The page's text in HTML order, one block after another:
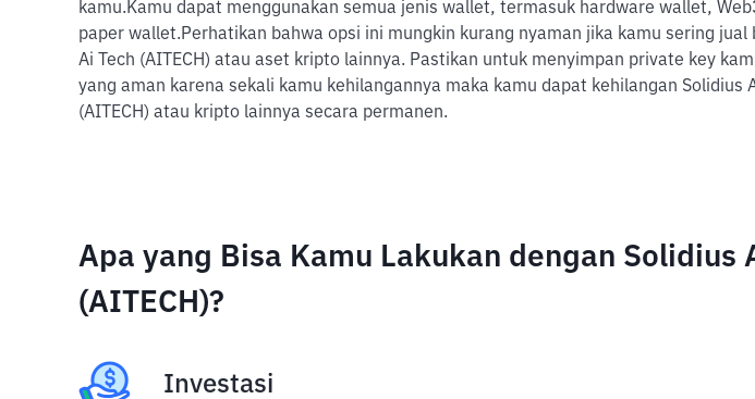
kamu.Kamu dapat menggunakan semua jenis wallet, termasuk hardware wallet,
paper wallet.Perhatikan bahwa opsi ini mungkin kurang nyaman jika kamu sering jual
Ai Tech (AITECH) atau aset kripto lainnya. Pastikan untuk menyimpan private key
yang aman karena sekali kamu kehilangannya maka kamu dapat kehilangan Solidius
(AITECH) atau kripto lainnya secara permanen.
Apa yang Bisa Kamu Lakukan dengan Solidius
(AITECH)?
Investasi